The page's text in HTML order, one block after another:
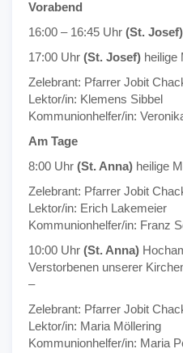
Vorabend
16:00 – 16:45 Uhr (St. Josef)
17:00 Uhr (St. Josef) heilige
Zelebrant: Pfarrer Jobit
Lektor/in: Klemens Sibbel
Kommunionhelfer/in:
Am Tage
8:00 Uhr (St. Anna) heilige
Zelebrant: Pfarrer Jobit
Lektor/in: Erich Lakemeier
Kommunionhelfer/in: Franz
10:00 Uhr (St. Anna)
Verstorbenen unserer
–
Zelebrant: Pfarrer Jobit
Lektor/in: Maria Möllering
Kommunionhelfer/in: Maria